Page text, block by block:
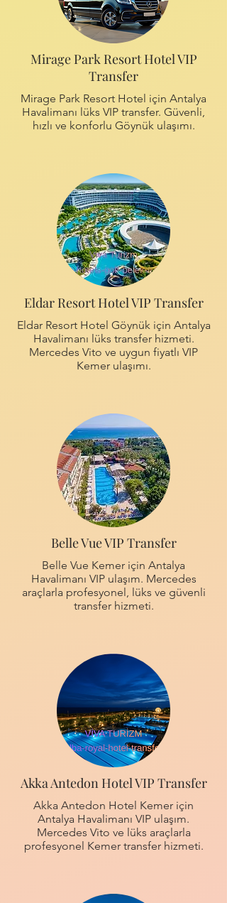
Mirage Park Resort Hotel VIP
Transfer
Mirage Park Resort Hotel için Antalya
Havalimanı lüks VIP transfer. Güvenli,
hızlı ve konforlu Göynük ulaşımı.
Eldar Resort Hotel VIP Transfer
Eldar Resort Hotel Göynük için Antalya
Havalimanı lüks transfer hizmeti.
Mercedes Vito ve uygun fiyatlı VIP
Kemer ulaşımı.
Belle Vue VIP Transfer
Belle Vue Kemer için Antalya
Havalimanı VIP ulaşım. Mercedes
araçlarla profesyonel, lüks ve güvenli
transfer hizmeti.
Akka Antedon Hotel VIP Transfer
Akka Antedon Hotel Kemer için
Antalya Havalimanı VIP ulaşım.
Mercedes Vito ve lüks araçlarla
profesyonel Kemer transfer hizmeti.